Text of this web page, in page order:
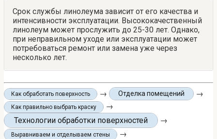
Срок службы линолеума зависит от его качества и
интенсивности эксплуатации. Высококачественный
линолеум может прослужить до 25-30 лет. Однако,
при неправильном уходе или эксплуатации может
потребоваться ремонт или замена уже через
несколько лет.
Как обработать поверхность → Отделка помещений →
Как правильно выбрать краску
→
Технологии обработки поверхностей
→
Выравниваем и отделываем стены →